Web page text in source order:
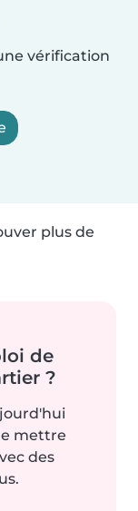
vérification
plus de
de
?
mettre
des